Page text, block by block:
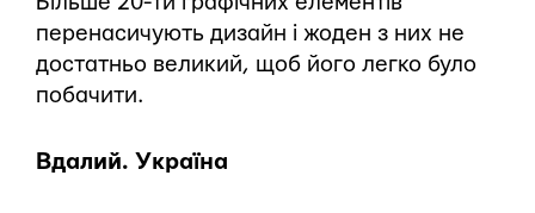
перенасичують дизайн і жоден з них не
достатньо великий, щоб його легко було
побачити.
Вдалий. Україна